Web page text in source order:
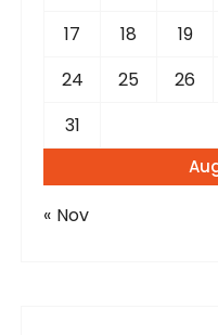
17
18 19
24
25 26
31
« Nov